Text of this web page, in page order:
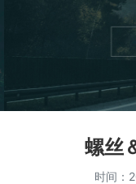
螺丝
时间：